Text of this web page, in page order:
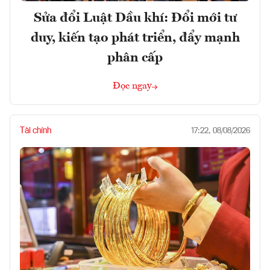
Sửa đổi Luật Dầu khí: Đổi mới tư
duy, kiến tạo phát triển, đẩy mạnh
phân cấp
Đọc ngay
Tài chính 17:22, 08/08/2026